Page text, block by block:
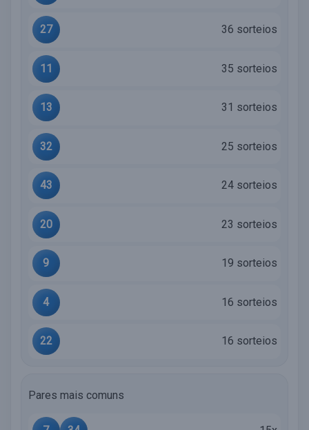
27 36 sorteios
11 35 sorteios
13 31 sorteios
32 25 sorteios
43 24 sorteios
20 23 sorteios
9 19 sorteios
4 16 sorteios
22 16 sorteios
Pares mais comuns